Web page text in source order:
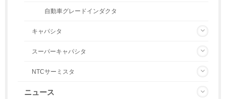
自動車グレードインダクタ
キャパシタ
スーパーキャパシタ
NTCサーミスタ
ニュース